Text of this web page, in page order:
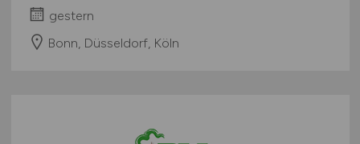
gestern
Bonn, Düsseldorf, Köln